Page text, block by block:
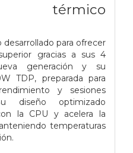
térmico
desarrollado para ofrecer
gracias a sus 4
generación y su
TDP, preparada para
y sesiones
diseño optimizado
la CPU y acelera la
temperaturas